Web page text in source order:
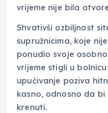
vrijeme nije bila
Shvativši ozbiljnost
supružnicima, koje
ponudio svoje
vrijeme stigli u
upućivanje poziva
kasno, odnosno da
krenuti.